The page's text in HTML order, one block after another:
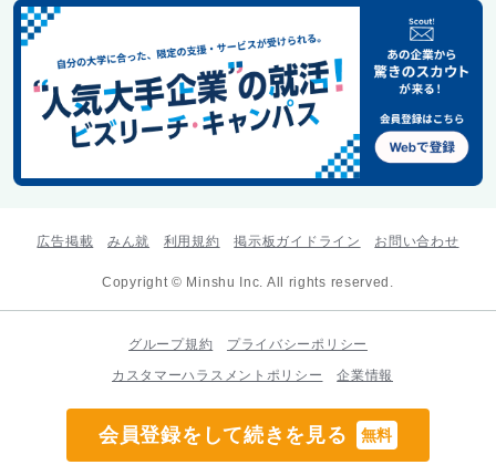
会員登録をして続きを見る 無料
広告掲載 みん就 利用規約 掲示板ガイドライン お問い合わせ
Copyright © Minshu Inc. All rights reserved.
グループ規約
プライバシーポリシー
カスタマーハラスメントポリシー
企業情報